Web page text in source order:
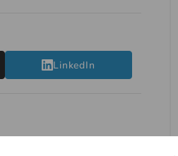
LinkedIn